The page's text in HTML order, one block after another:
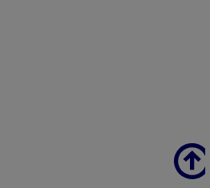
Scroll